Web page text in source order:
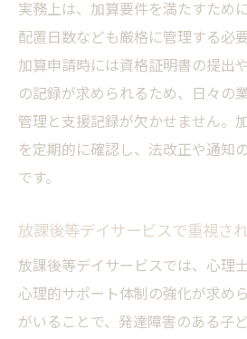
実務上は、加算要件を満たすため
配置日数なども厳格に管理する必
加算申請時には資格証明書の提出
の記録が求められるため、日々の
管理と支援記録が欠かせません。
を定期的に確認し、法改正や通知
です。
放課後等デイサービスで重視さ
放課後等デイサービスでは、心理
心理的サポート体制の強化が求め
がいることで、発達障害のある子